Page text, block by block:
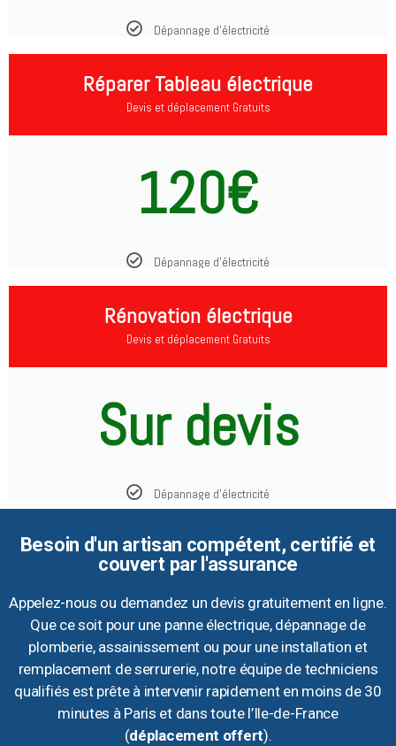
Dépannage d'électricité
Réparer Tableau électrique
Devis et déplacement Gratuits
120€
Dépannage d'électricité
Rénovation électrique
Devis et déplacement Gratuits
Sur devis
Dépannage d'électricité
Besoin d'un artisan compétent, certifié et
couvert par l'assurance
Appelez-nous ou demandez un devis gratuitement en ligne.
Que ce soit pour une panne électrique, dépannage de
plomberie, assainissement ou pour une installation et
remplacement de serrurerie, notre équipe de techniciens
qualifiés est prête à intervenir rapidement en moins de 30
minutes à Paris et dans toute l’Ile-de-France
(déplacement offert).